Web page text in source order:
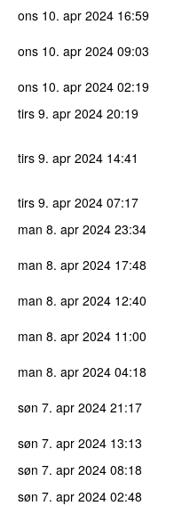
ons 10. apr 2024 16:59
ons 10. apr 2024 09:03
ons 10. apr 2024 02:19
tirs 9. apr 2024 20:19
tirs 9. apr 2024 14:41
tirs 9. apr 2024 07:17
man 8. apr 2024 23:34
man 8. apr 2024 17:48
man 8. apr 2024 12:40
man 8. apr 2024 11:00
man 8. apr 2024 04:18
søn 7. apr 2024 21:17
søn 7. apr 2024 13:13
søn 7. apr 2024 08:18
søn 7. apr 2024 02:48